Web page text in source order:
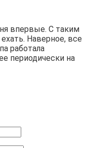
впервые. С таким
Наверное, все
работала
периодически на